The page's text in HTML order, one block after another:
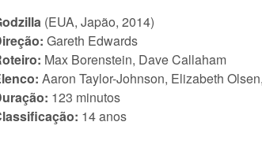
(EUA, Japão, 2014)
Gareth Edwards
Max Borenstein, Dave Callaham
Aaron Taylor-Johnson, Elizabeth
123 minutos
14 anos